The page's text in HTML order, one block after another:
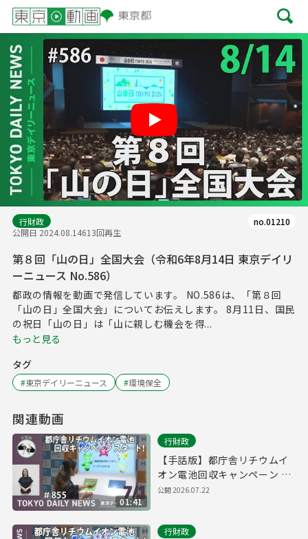
Play
行財政
公開日 2024.08.14613回再生
no.01210
第８回「山の日」全国大会（令和6年8月14日 東京デイリ
ーニュース No.586）
都政の情報を動画で発信しています。 NO.586は、「第８回
「山の日」全国大会」についてお伝えします。 8月11日、国民
の祝日「山の日」は「山に親しむ機会を得...
もっと見る
タグ
#東京デイリーニュース #環境保全
関連動画
01:41
行財政
【手話版】都庁舎リチウムイ
オン電池回収キャンペーン ス
タート！（令和8年7月1日 東
公開2026.07.22
行財政